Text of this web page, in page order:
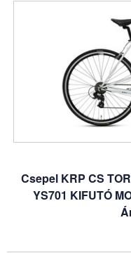
Csepel KRP CS
YS701 KIFUTÓ